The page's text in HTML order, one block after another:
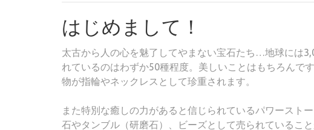
はじめまして！
太古から人の心を魅了してやまない宝石たち…地球には
れているのはわずか50種程度。美しいことはもちろんで
物が指輪やネックレスとして珍重されます。
また特別な癒しの力があると信じられているパワースト
石やタンブル（研磨石）、ビーズとして売られているこ